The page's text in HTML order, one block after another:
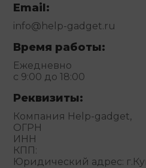
Email:
info@help-gadget.ru
Время работы:
Ежедневно
с 9:00 до 18:00
Реквизиты:
Компания Help-gadget,
ОГРН
ИНН
КПП:
Юридический адрес: